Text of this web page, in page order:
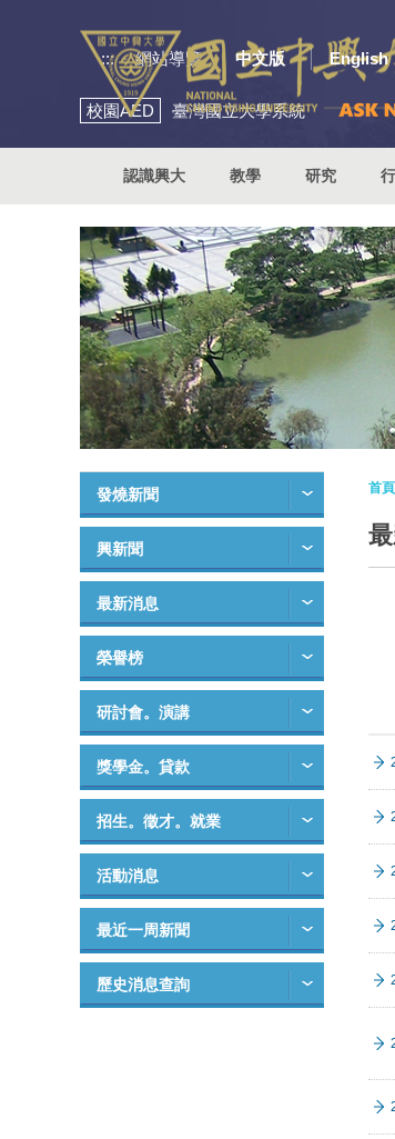
::: 網站導覽 中文版 English
校園AED 臺灣國立大學系統
認識興大 教學 研究
發燒新聞
興新聞
最新消息
榮譽榜
研討會。演講
獎學金。貸款
招生。徵才。就業
活動消息
最近一周新聞
歷史消息查詢
首頁